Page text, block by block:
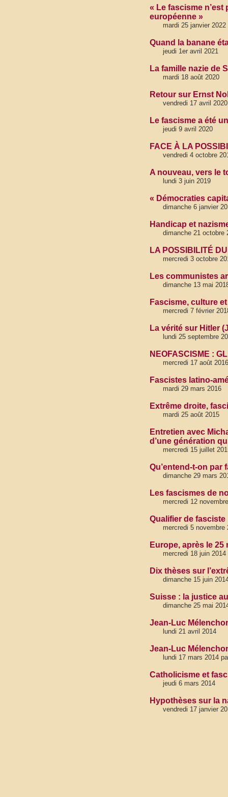
« Le fascisme n’est
européenne »
mardi 25 janvier 2022
Quand la banane
jeudi 1er avril 2021
La famille nazie de
mardi 18 août 2020
Retour sur Ernst
vendredi 17 avril 2020
Le fascisme a été
jeudi 9 avril 2020
FACE À LA
vendredi 4 octobre
A nouveau, vers le
lundi 3 juin 2019
« Démocraties
dimanche 6 janvier
Handicap et
dimanche 21 octobre
LA POSSIBILITÉ
mercredi 3 octobre
Les communistes
dimanche 13 mai
Fascisme, culture
mercredi 7 février
La vérité sur Hitler
lundi 25 septembre
NEOFASCISME :
mercredi 17 août
Fascistes latino-
mardi 29 mars 2016
Extrême droite,
mardi 25 août 2015
Entretien avec
d’une génération
mercredi 15 juillet
Qu’entend-t-on par
dimanche 29 mars
Les fascismes de
mercredi 12
Qualifier de
mercredi 5 novembre
Europe, après le 25
mercredi 18 juin 2014
Dix thèses sur
dimanche 15 juin
Suisse : la justice
dimanche 25 mai
Jean-Luc
lundi 21 avril 2014
Jean-Luc
lundi 17 mars 2014
Catholicisme et
jeudi 6 mars 2014
Hypothèses sur la
vendredi 17 janvier